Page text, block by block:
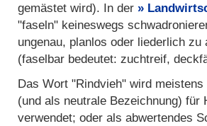
gemästet wird). In der
"faseln" keineswegs
ungenau, planlos oder liederlich zu
(faselbar bedeutet: zuchtreif,
Das Wort "Rindvieh" wird
(und als neutrale Bezeichnung) für
verwendet; oder als abwertendes